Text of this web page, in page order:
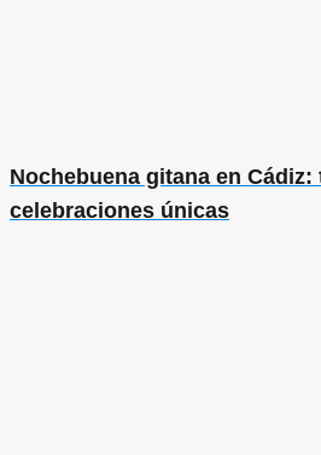
Nochebuena gitana en
celebraciones únicas